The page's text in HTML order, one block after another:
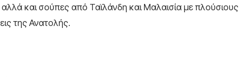
και σούπες από Ταϊλάνδη και Μαλαισία με πλούσιους
της Ανατολής.